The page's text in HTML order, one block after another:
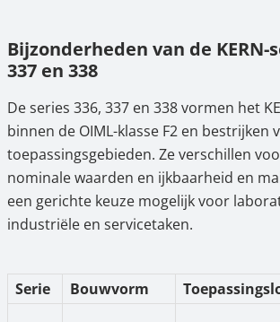
Bijzonderheden van de KERN-
337 en 338
De series 336, 337 en 338 vormen het
binnen de OIML-klasse F2 en bestrijken
toepassingsgebieden. Ze verschillen
nominale waarden en ijkbaarheid en
een gerichte keuze mogelijk voor
industriële en servicetaken.
Serie Bouwvorm